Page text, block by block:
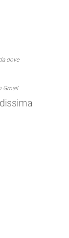
dove
Gmail